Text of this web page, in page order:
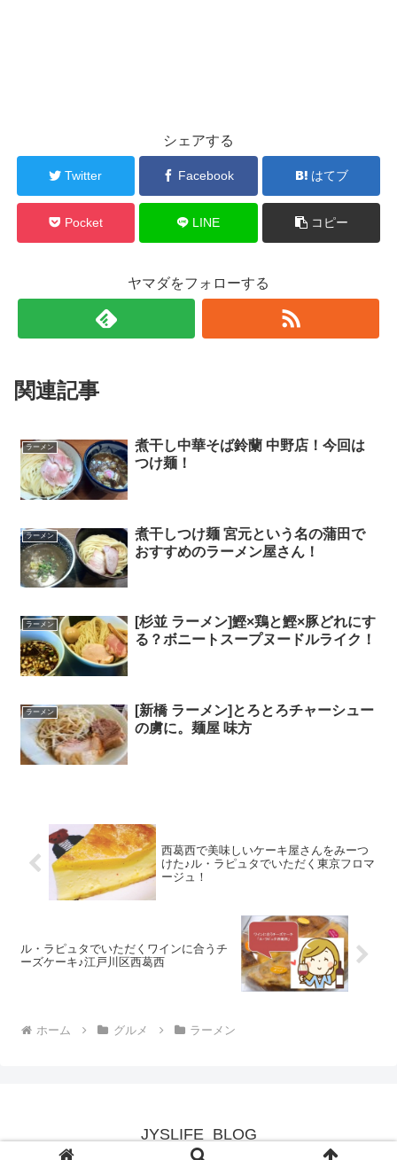
シェアする
Twitter Facebook はてブ
Pocket LINE コピー
ヤマダをフォローする
関連記事
ラーメン
煮干し中華そば鈴蘭 中野店！今回は
つけ麺！
ラーメン
煮干しつけ麺 宮元という名の蒲田で
おすすめのラーメン屋さん！
ラーメン
[杉並 ラーメン]鰹×鶏と鰹×豚どれにす
る？ボニートスープヌードルライク！
ラーメン
[新橋 ラーメン]とろとろチャーシュー
の虜に。麺屋 味方
西葛西で美味しいケーキ屋さんをみーつ
けた♪ル・ラピュタでいただく東京フロマ
ージュ！
ル・ラピュタでいただくワインに合うチ
ーズケーキ♪江戸川区西葛西
ホーム グルメ ラーメン
JYSLIFE_BLOG